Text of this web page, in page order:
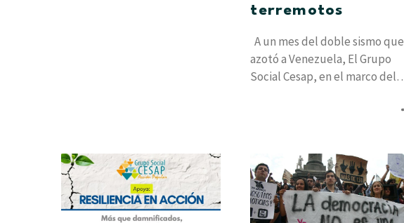
terremotos
A un mes del doble sismo que
azotó a Venezuela, El Grupo
Social Cesap, en el marco del
Resiliencia
en
Acción:
Reconstruyendo
La
incidencia
juvenil
en